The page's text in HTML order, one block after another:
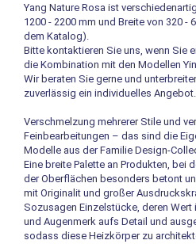
Yang Nature Rosa ist
1200 - 2200 mm und Breite von 320 -
dem Katalog).
Bitte kontaktieren Sie uns, wenn Sie
die Kombination mit den Modellen
Wir beraten Sie gerne und
zuverlässig ein individuelles Angebot.
Verschmelzung mehrerer Stile und
Feinbearbeitungen – das sind die
Modelle aus der Familie Design-
Eine breite Palette an Produkten, bei
der Oberflächen besonders betont
mit Originalit und großer
Sozusagen Einzelstücke, deren
und Augenmerk aufs Detail und
sodass diese Heizkörper zu